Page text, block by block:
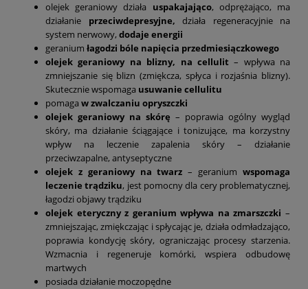
olejek geraniowy działa uspakajająco, odprężająco, ma
działanie przeciwdepresyjne, działa regeneracyjnie na
system nerwowy, dodaje energii
geranium łagodzi bóle napięcia przedmiesiączkowego
olejek geraniowy na blizny, na cellulit– wpływa na
zmniejszanie się blizn (zmiękcza, spłyca i rozjaśnia blizny).
Skutecznie wspomaga usuwanie cellulitu
pomaga w zwalczaniu opryszczki
olejek geraniowy na skórę – poprawia ogólny wygląd
skóry, ma działanie ściągające i tonizujące, ma korzystny
wpływ na leczenie zapalenia skóry – działanie
przeciwzapalne, antyseptyczne
olejek z geraniowy na twarz – geraniumwspomaga
leczenie trądziku, jest pomocny dla cery problematycznej,
łagodzi objawy trądziku
olejek eteryczny z geranium wpływa na zmarszczki –
zmniejszając, zmiękczając i spłycając je, działa odmładzająco,
poprawia kondycję skóry, ograniczając procesy starzenia.
Wzmacnia i regeneruje komórki, wspiera odbudowę
martwych
posiada działanie moczopędne